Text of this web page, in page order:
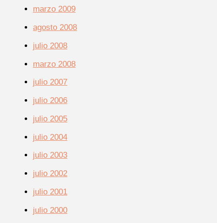
marzo 2009
agosto 2008
julio 2008
marzo 2008
julio 2007
julio 2006
julio 2005
julio 2004
julio 2003
julio 2002
julio 2001
julio 2000